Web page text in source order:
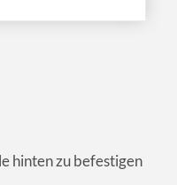
hinten zu befestigen